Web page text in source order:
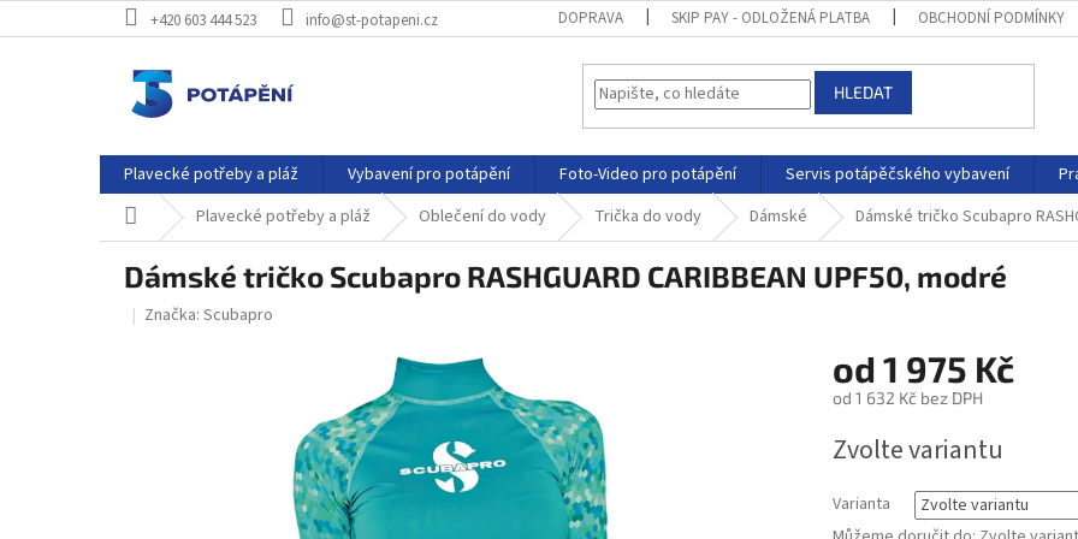
na
+420 603 444 523 info@st-potapeni.cz DOPRAVA SKIP PAY - ODLOŽENÁ PLATBA OBCHODNÍ PODMÍNKY
HLEDAT
Plavecké potřeby a pláž Vybavení pro potápění Foto-Video pro potápění Servis potápěčského vybavení
Domů Plavecké potřeby a pláž Oblečení do vody Trička do vody Dámské Dámské tričko Scubapro
Dámské tričko Scubapro RASHGUARD CARIBBEAN UPF50, modré
Značka: Scubapro
od 1 975 Kč
od 1 632 Kč bez DPH
Zvolte variantu
Varianta